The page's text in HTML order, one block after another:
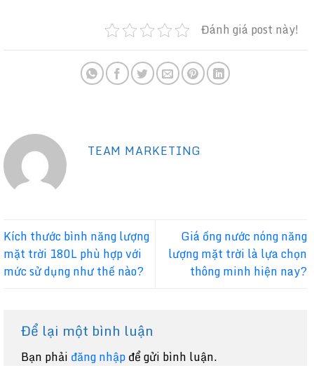
Đánh giá post này!
TEAM MARKETING
Kích thước bình năng lượng
mặt trời 180L phù hợp với
mức sử dụng như thế nào?
Giá ống nước nóng năng
lượng mặt trời là lựa chọn
thông minh hiện nay?
Để lại một bình luận
Bạn phải đăng nhậpđể gửi bình luận.